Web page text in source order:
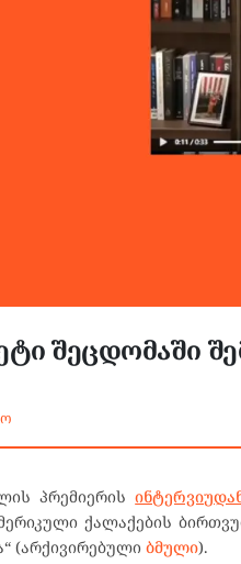
შეცდომაში
პრემიერის
ქალაქების
(არქივირებული ბმული).